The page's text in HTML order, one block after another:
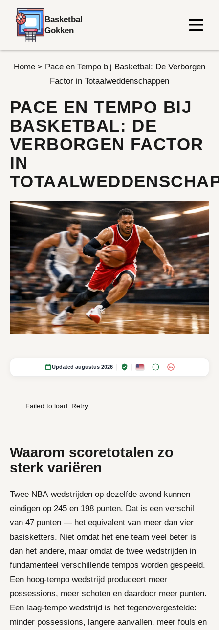
Basketbal
Gokken
Home > Pace en Tempo bij Basketbal: De Verborgen
Factor in Totaalweddenschappen
PACE EN TEMPO BIJ
BASKETBAL: DE
VERBORGEN FACTOR
IN
Updated augustus 2026 18+
Failed to load. Retry
Waarom scoretotalen zo
sterk variëren
Twee NBA-wedstrijden op dezelfde avond kunnen
eindigen op 245 en 198 punten. Dat is een verschil
van 47 punten — het equivalent van meer dan vier
basisketters. Niet omdat het ene team veel beter is
dan het andere, maar omdat de twee wedstrijden in
fundamenteel verschillende tempos worden gespeeld.
Een hoog-tempo wedstrijd produceert meer
possessions, meer schoten en daardoor meer punten.
Een laag-tempo wedstrijd is het tegenovergestelde:
minder possessions, langere aanvallen, meer fouls en